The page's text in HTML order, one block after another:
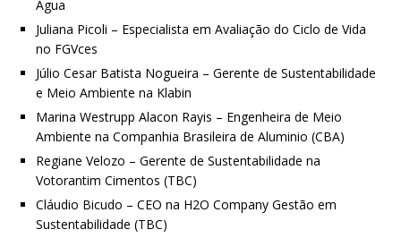
Água
Juliana Picoli – Especialista em Avaliação do Ciclo de Vida
no FGVces
Júlio Cesar Batista Nogueira – Gerente de Sustentabilidade
e Meio Ambiente na Klabin
Marina Westrupp Alacon Rayis – Engenheira de Meio
Ambiente na Companhia Brasileira de Aluminio (CBA)
Regiane Velozo – Gerente de Sustentabilidade na
Votorantim Cimentos (TBC)
Cláudio Bicudo – CEO na H2O Company Gestão em
Sustentabilidade (TBC)